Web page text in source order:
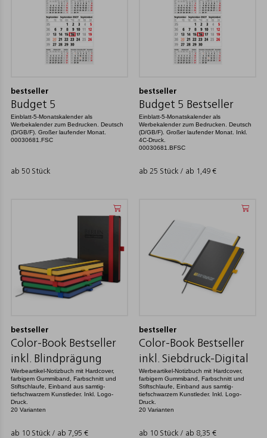
bestseller
Budget 5
Einblatt-5-Monatskalender als
Werbekalender zum Bedrucken. Deutsch
(D/GB/F). Großer laufender Monat.
00030681.FSC
ab 50 Stück
bestseller
Budget 5 Bestseller
Einblatt-5-Monatskalender als
Werbekalender zum Bedrucken. Deutsch
(D/GB/F). Großer laufender Monat. Inkl.
4C-Druck.
00030681.BFSC
ab 25 Stück / ab 1,49 €
bestseller
Color-Book Bestseller
inkl. Blindprägung
Werbeartikel-Notizbuch mit Hardcover,
farbigem Gummiband, Farbschnitt und
Stiftschlaufe, Einband aus samtig-
tiefschwarzem Kunstleder. Inkl. Logo-
Druck.
20 Varianten
ab 10 Stück / ab 7,95 €
bestseller
Color-Book Bestseller
inkl. Siebdruck-Digital
Werbeartikel-Notizbuch mit Hardcover,
farbigem Gummiband, Farbschnitt und
Stiftschlaufe, Einband aus samtig-
tiefschwarzem Kunstleder. Inkl. Logo-
Druck.
20 Varianten
ab 10 Stück / ab 8,35 €